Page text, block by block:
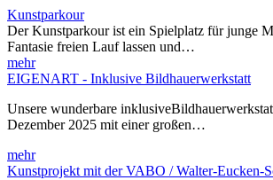
Kunstparkour
Der Kunstparkour ist ein Spielplatz für junge
Fantasie freien Lauf lassen und…
mehr
EIGENART - Inklusive Bildhauerwerkstatt
Unsere wunderbare
Dezember 2025 mit einer großen…
mehr
Kunstprojekt mit der VABO / Walter-Eucken-